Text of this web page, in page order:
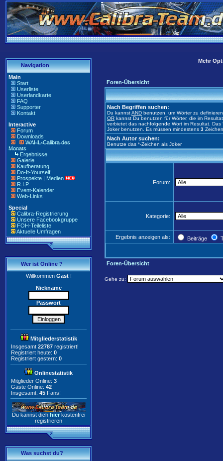
Navigation
Main
Start
Userliste
Userlandkarte
FAQ
Supporter
Kontakt
Interactive
Forum
Downloads
WAHL-Calibra des
Monats
Ergebnisse
Galerie
Kaufberatung
Do-It-Yourself
Prospekte | Medien
R.I.P.
Event-Kalender
Web-Links
Special
Calibra-Registrierung
Unsere Facebookgruppe
FOH-Teileliste
Aktuelle Umfragen
Wer ist Online ?
WillkommenGast!
Nickname
Passwort
Mitgliederstatistik
Insgesamt 22787 registriert!
Registriert heute: 0
Registriert gestern: 0
Onlinestatistik
Mitglieder Online: 3
Gäste Online: 42
Insgesamt: 45 Fans!
Du kannst dich hier kostenfrei
registrieren
Was suchst du?
Mehr
Foren-Übersicht
Nach Begriffen suchen:
Du kannstAND benutzen, um Wörter zu
OR kannst Du benutzen für Wörter, die im
verbietet das nachfolgende Wort im Resultat. Das
Joker benutzen. Es müssen mindestens 3
Nach Autor suchen:
Benutze das *-Zeichen als Joker
Forum:
Kategorie:
Ergebnis anzeigen als: Beiträge
Foren-Übersicht
Gehe zu: